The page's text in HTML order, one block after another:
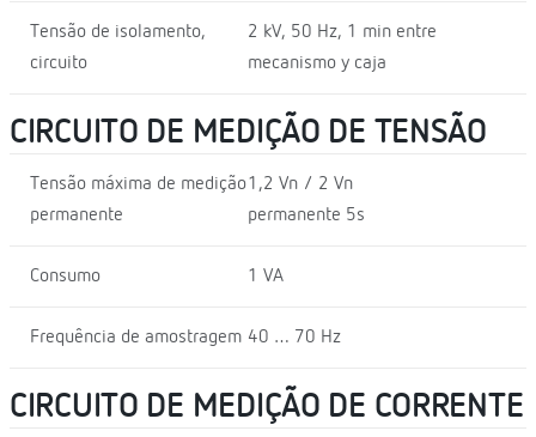
Tensão de isolamento,
circuito
2 kV, 50 Hz, 1 min entre
mecanismo y caja
CIRCUITO DE MEDIÇÃO DE TENSÃO
Tensão máxima de medição
permanente
1,2 Vn / 2 Vn
permanente 5s
Consumo 1 VA
Frequência de amostragem 40 … 70 Hz
CIRCUITO DE MEDIÇÃO DE CORRENTE